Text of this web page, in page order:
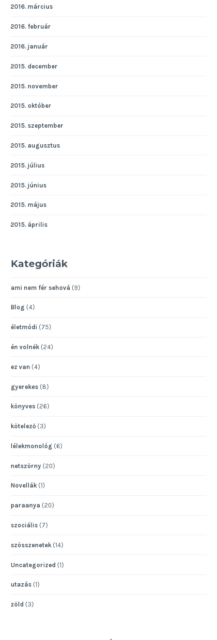
2016. március
2016. február
2016. január
2015. december
2015. november
2015. október
2015. szeptember
2015. augusztus
2015. július
2015. június
2015. május
2015. április
Kategóriák
ami nem fér sehová (9)
Blog (4)
életmódi (75)
én volnék (24)
ez van (4)
gyerekes (8)
könyves (26)
kötelező (3)
lélekmonológ (6)
netszörny (20)
Novellák (1)
paraanya (20)
szociális (7)
szösszenetek (14)
Uncategorized (1)
utazás (1)
zöld (3)